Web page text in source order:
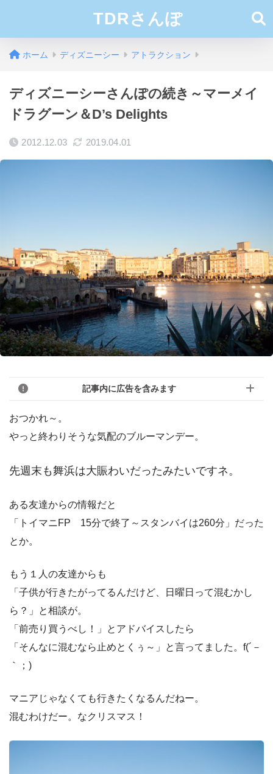
TDRさんぽ
ホーム ディズニーシー アトラクション
ディズニーシーさんぽの続き～マーメイ
ドラグーン＆D’s Delights
2012.12.03 2019.04.01
記事内に広告を含みます
おつかれ～。
やっと終わりそうな気配のブルーマンデー。
先週末も舞浜は大賑わいだったみたいですネ。
ある友達からの情報だと
「トイマニFP 15分で終了～スタンバイは260分」だった
とか。
もう１人の友達からも
「子供が行きたがってるんだけど、日曜日って混むかし
ら？」と相談が。
「前売り買うべし！」とアドバイスしたら
「そんなに混むなら止めとくぅ～」と言ってました。f(´－
｀；)
マニアじゃなくても行きたくなるんだねー。
混むわけだー。なクリスマス！